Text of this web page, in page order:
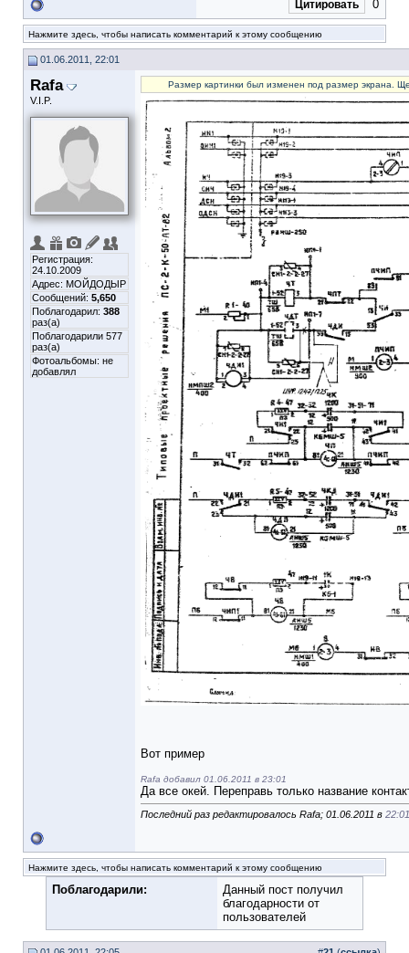
Цитировать 0
Нажмите здесь, чтобы написать комментарий к этому сообщению
01.06.2011, 22:01
Rafa
V.I.P.
Регистрация:
24.10.2009
Адрес: МОЙДОДЫР
Сообщений: 5,650
Поблагодарил: 388
раз(а)
Поблагодарили 577
раз(а)
Фотоальбомы: не
добавлял
Размер картинки был изменен под размер экрана.
Вот пример
Rafa добавил 01.06.2011 в 23:01
Да все окей. Переправь только название
Последний раз редактировалось Rafa; 01.06.2011 в 22:01
Нажмите здесь, чтобы написать комментарий к этому сообщению
Поблагодарили:
Данный пост получил
благодарности от
пользователей